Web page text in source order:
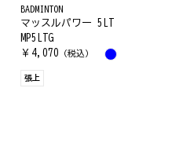
BADMINTON
マッスルパワー 5LT
MP5LTG
￥ 4,070 （税込）
張上